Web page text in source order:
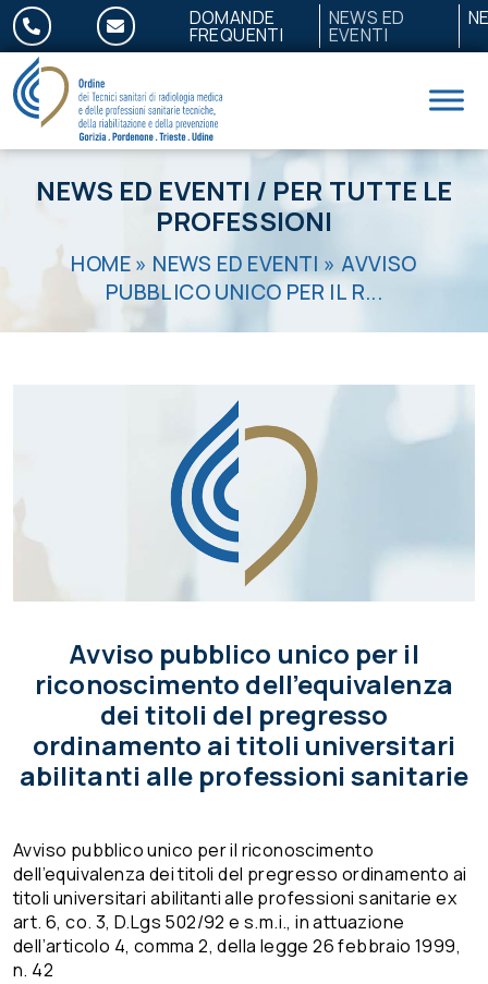
Salta al contenuto DOMANDE
FREQUENTI
NEWS ED
EVENTI
NEWS ED EVENTI / PER TUTTE LE
PROFESSIONI
HOME» NEWS ED EVENTI » AVVISO
PUBBLICO UNICO PER IL R...
Avviso pubblico unico per il
riconoscimento dell’equivalenza
dei titoli del pregresso
ordinamento ai titoli universitari
abilitanti alle professioni sanitarie
Avviso pubblico unico per il riconoscimento
dell’equivalenza dei titoli del pregresso ordinamento ai
titoli universitari abilitanti alle professioni sanitarie ex
art. 6, co. 3, D.Lgs 502/92 e s.m.i., in attuazione
dell’articolo 4, comma 2, della legge 26 febbraio 1999,
n. 42